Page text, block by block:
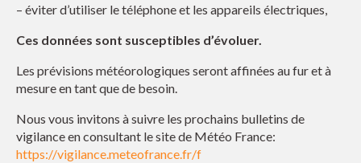
– éviter d’utiliser le téléphone et les appareils électriques,
Ces données sont susceptibles d’évoluer.
Les prévisions météorologiques seront affinées au fur et à
mesure en tant que de besoin.
Nous vous invitons à suivre les prochains bulletins de
vigilance en consultant le site de Météo France:
https://vigilance.meteofrance.fr/f